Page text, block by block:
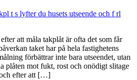
att måla takplåt är ofta det som får
taket har på hela fastighetens
förbättrar inte bara utseendet, utan
plåten mot fukt, rost och onödigt slitage
efter att […]